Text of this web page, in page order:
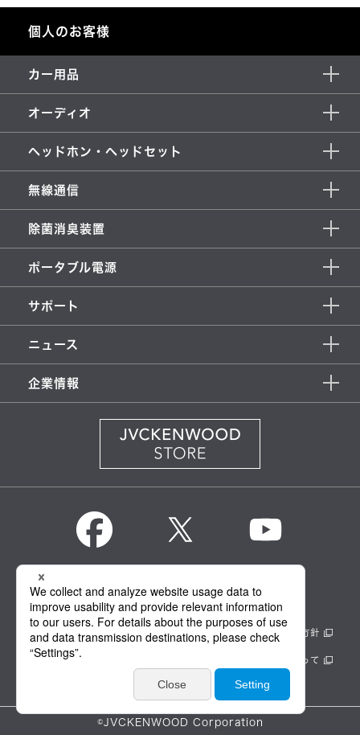
個人のお客様
カー用品
オーディオ
ヘッドホン・ヘッドセット
無線通信
除菌消臭装置
ポータブル電源
サポート
ニュース
企業情報
KENWOOD Global
©JVCKENWOOD Corporation
情報セキュリティ基本方針 製品安全に関する基本方針
正しい表示への取り組み サイトのご利用にあたって